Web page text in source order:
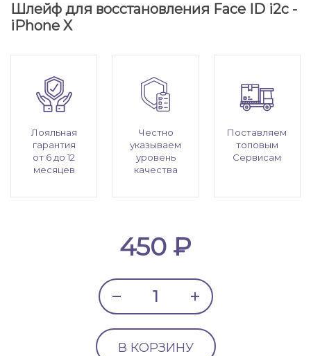
Шлейф для восстановления Face ID i2c -
iPhone X
Лояльная
гарантия
от 6 до 12
месяцев
Честно
указываем
уровень
качества
Поставляем
топовым
Сервисам
450 ₽
В КОРЗИНУ